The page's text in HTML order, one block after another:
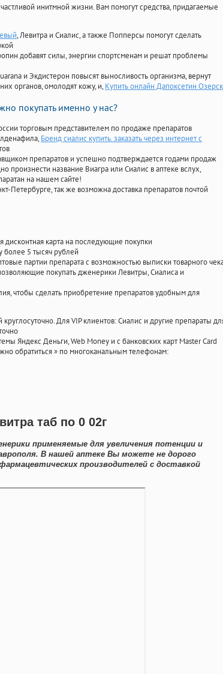
инитмной жизни. Вам помогут средства, придагаемые
, Левитра и Сиалис, а также Попперсы помогут сделать
добавят силы, энергии спортсменам и решат проблемы
и Экдистерон повысят выносливость организма, вернут
органов, омолодят кожу, и, Купить онлайн Дапоксетин Озерск
покупать именно у нас?
торговым представителем по продаже препаратов
, Бренд сиалис купить. заказать через интернет с
препаратов и успешно подтверждается годами продаж
произнести название Виагра или Сиалис в аптеке вслух,
на нашем сайте!
Петербурге, так же возможна доставка препаратов почтой
дисконтная карта на последующие покупки
более 5 тысяч рублей
партии препарата с возможностью выписки товарного
покупать дженерики Левитры, Сиалиса и
чтобы сделать приобретение препаратов удобным для
Для VIP клиентов: Сиалис и другие препараты
Яндекс Деньги, Web Money и с банковских карт Master Card
обратиться» по многоканальным телефонам:
таб по 0 02г
применяемые для увеличения потенции и
В нашей аптеке Вы можете не дорого
производителей с доставкой